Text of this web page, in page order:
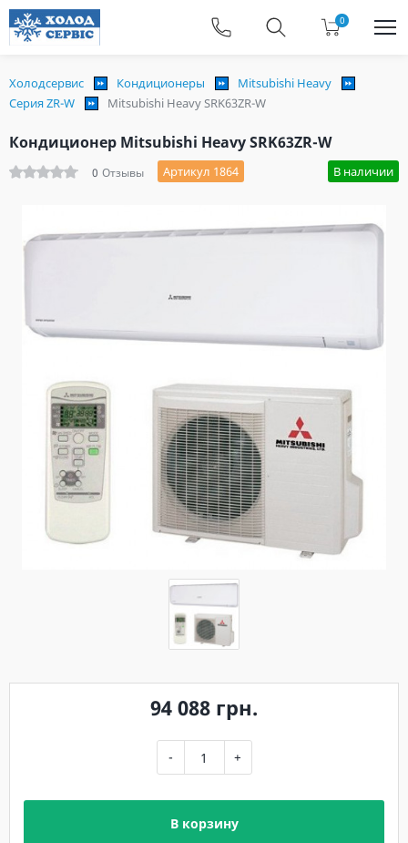
0
Холодсервис Кондиционеры
Mitsubishi Heavy
Серия ZR-W
Mitsubishi Heavy SRK63ZR-W
Кондиционер Mitsubishi Heavy SRK63ZR-W
0 Отзывы Артикул 1864 В наличии
94 088 грн.
- +
В корзину